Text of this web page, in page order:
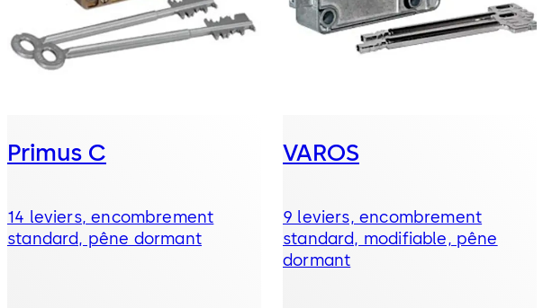
Primus C
14 leviers, encombrement
standard, pêne dormant
VAROS
9 leviers, encombrement
standard, modifiable, pêne
dormant